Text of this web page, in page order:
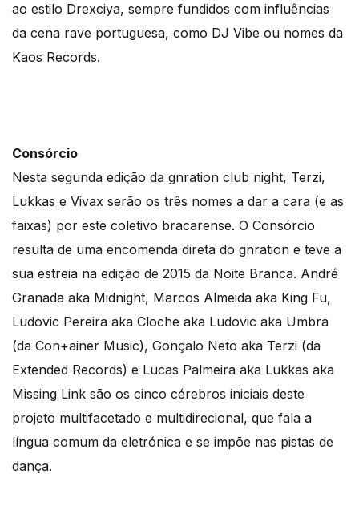
ao estilo Drexciya, sempre fundidos com influências
da cena rave portuguesa, como DJ Vibe ou nomes da
Kaos Records.
Consórcio
Nesta segunda edição da gnration club night, Terzi,
Lukkas e Vivax serão os três nomes a dar a cara (e as
faixas) por este coletivo bracarense. O Consórcio
resulta de uma encomenda direta do gnration e teve a
sua estreia na edição de 2015 da Noite Branca. André
Granada aka Midnight, Marcos Almeida aka King Fu,
Ludovic Pereira aka Cloche aka Ludovic aka Umbra
(da Con+ainer Music), Gonçalo Neto aka Terzi (da
Extended Records) e Lucas Palmeira aka Lukkas aka
Missing Link são os cinco cérebros iniciais deste
projeto multifacetado e multidirecional, que fala a
língua comum da eletrónica e se impõe nas pistas de
dança.